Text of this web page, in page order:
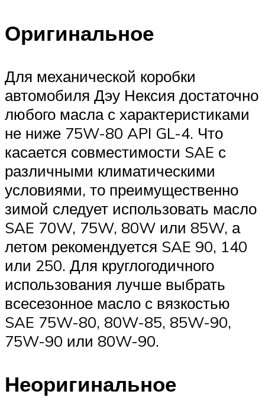
Оригинальное
Для механической коробки
автомобиля Дэу Нексия достаточно
любого масла с характеристиками
не ниже 75W-80 API GL-4. Что
касается совместимости SAE с
различными климатическими
условиями, то преимущественно
зимой следует использовать масло
SAE 70W, 75W, 80W или 85W, а
летом рекомендуется SAE 90, 140
или 250. Для круглогодичного
использования лучше выбрать
всесезонное масло с вязкостью
SAE 75W-80, 80W-85, 85W-90,
75W-90 или 80W-90.
Неоригинальное